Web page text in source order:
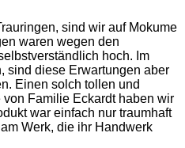
sind wir auf Mokume
waren wegen den
hoch. Im
sind diese Erwartungen aber
Einen solch tollen und
Familie Eckardt haben wir
war einfach nur traumhaft
Werk, die ihr Handwerk